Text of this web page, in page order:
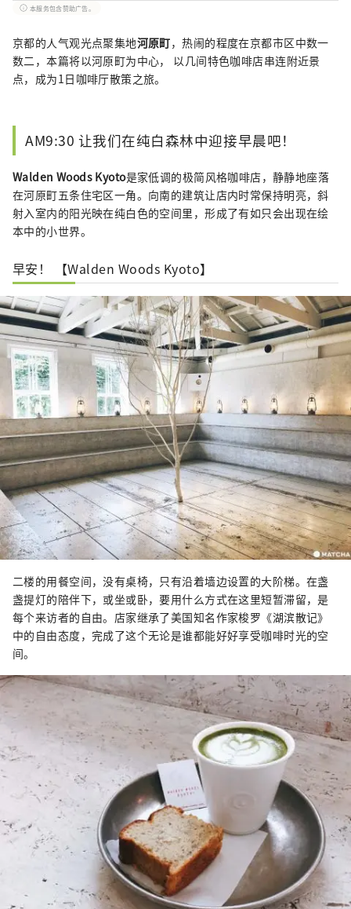
本服务包含赞助广告。
京都的人气观光点聚集地河原町，热闹的程度在京都市区中数一
数二，本篇将以河原町为中心， 以几间特色咖啡店串连附近景
点，成为1日咖啡厅散策之旅。
AM9:30 让我们在纯白森林中迎接早晨吧！
Walden Woods Kyoto是家低调的极简风格咖啡店，静静地座落
在河原町五条住宅区一角。向南的建筑让店内时常保持明亮，斜
射入室内的阳光映在纯白色的空间里，形成了有如只会出现在绘
本中的小世界。
早安！ 【Walden Woods Kyoto】
二楼的用餐空间，没有桌椅，只有沿着墙边设置的大阶梯。在盏
盏提灯的陪伴下，或坐或卧，要用什么方式在这里短暂滞留，是
每个来访者的自由。店家继承了美国知名作家梭罗《湖滨散记》
中的自由态度，完成了这个无论是谁都能好好享受咖啡时光的空
间。